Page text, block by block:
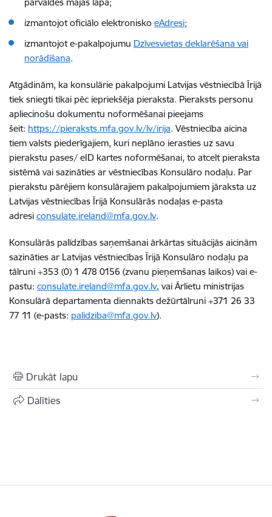
izmantojot oficiālo elektronisko eAdresi;
izmantojot e-pakalpojumu Dzīvesvietas deklarēšana vai
norādīšana.
Atgādinām, ka konsulārie pakalpojumi Latvijas vēstniecībā Īrijā
tiek sniegti tikai pēc iepriekšēja pieraksta. Pieraksts personu
apliecinošu dokumentu noformēšanai pieejams
šeit: https://pieraksts.mfa.gov.lv/lv/irija. Vēstniecība aicina
tiem valsts piederīgajiem, kuri neplāno ierasties uz savu
pierakstu pases/ eID kartes noformēšanai, to atcelt pieraksta
sistēmā vai sazināties ar vēstniecības Konsulāro nodaļu. Par
pierakstu pārējiem konsulārajiem pakalpojumiem jāraksta uz
Latvijas vēstniecības Īrijā Konsulārās nodaļas e-pasta
adresi consulate.ireland@mfa.gov.lv.
Konsulārās palīdzības saņemšanai ārkārtas situācijās aicinām
sazināties ar Latvijas vēstniecības Īrijā Konsulāro nodaļu pa
tālruni +353 (0) 1 478 0156 (zvanu pieņemšanas laikos) vai e-
pastu: consulate.ireland@mfa.gov.lv, vai Ārlietu ministrijas
Konsulārā departamenta diennakts dežūrtālruni +371 26 33
77 11 (e-pasts: palidziba@mfa.gov.lv).
Drukāt lapu
Dalīties